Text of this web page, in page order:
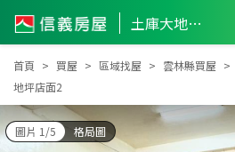
土庫大地坪店面2
首頁 買屋 區域找屋 雲林縣買屋
地坪店面2
圖片 1/5 格局圖